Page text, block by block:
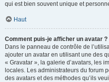
qui est bien souvent unique et
Haut
Comment puis-je afficher un avatar ?
Dans le panneau de contrôle de
ajouter un avatar en utilisant une des
« Gravatar », la galerie d’avatars, les
locales. Les administrateurs du forum
des avatars et des méthodes qu’ils